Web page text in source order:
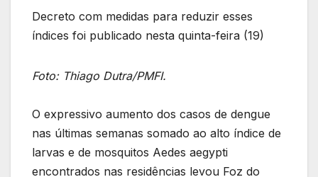
Decreto com medidas para reduzir esses
índices foi publicado nesta quinta-feira (19)
Foto: Thiago Dutra/PMFI.
O expressivo aumento dos casos de dengue
nas últimas semanas somado ao alto índice de
larvas e de mosquitos Aedes aegypti
encontrados nas residências levou Foz do